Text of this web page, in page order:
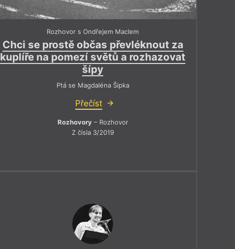
Rozhovor s Ondřejem Maclem
Chci se prostě občas převléknout za
kuplíře na pomezí světů a rozhazovat
šípy
Ptá se Magdaléna Šipka
Přečíst
Rozhovory– Rozhovor
Z čísla 3/2019